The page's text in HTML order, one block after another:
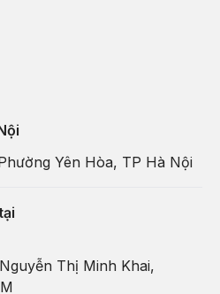
Yên Hòa, TP Hà Nội
Thị Minh Khai,